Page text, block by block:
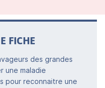
FICHE
des grandes
une maladie
pour reconnaitre une